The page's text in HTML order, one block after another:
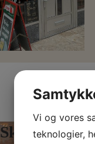
Skriv til os i
Vi og vores
teknologier,